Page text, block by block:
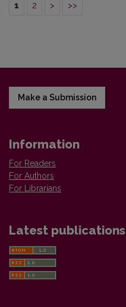
1 2 > >>
Make a Submission
Information
For Readers
For Authors
For Librarians
Latest publications